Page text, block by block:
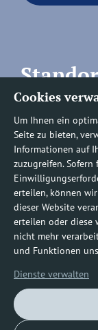
Cookies
Um Ihnen ein
Seite zu bieten,
Informationen auf
zuzugreifen.
erteilen, können
dieser Website
erteilen oder diese
nicht mehr
und Funktionen
Dienste verwalten
0800